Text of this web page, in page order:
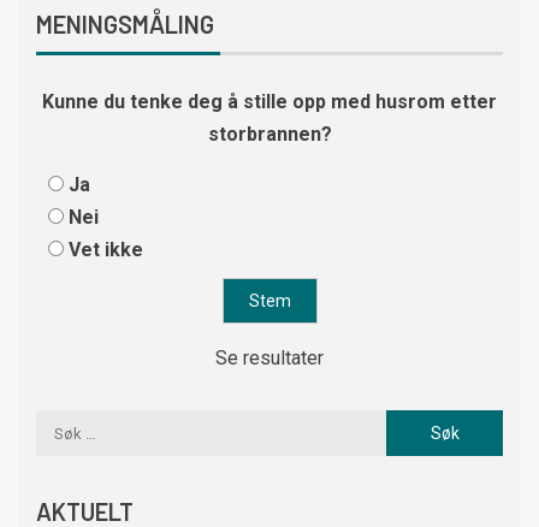
MENINGSMÅLING
Kunne du tenke deg å stille opp med husrom etter
storbrannen?
Ja
Nei
Vet ikke
Se resultater
AKTUELT